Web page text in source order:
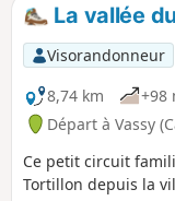
La vallée
Visorandonneur
8,74 km
+98
Départ à Vassy
Ce petit circuit
Tortillon depuis la